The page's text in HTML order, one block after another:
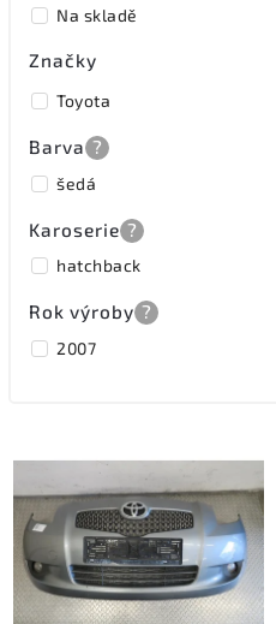
Na skladě
Značky
Toyota
Barva ?
šedá
Karoserie ?
hatchback
Rok výroby ?
2007